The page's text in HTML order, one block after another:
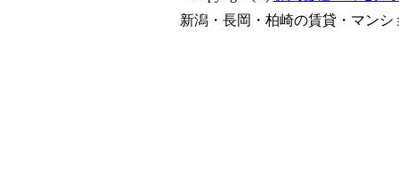
新潟・長岡・柏崎の賃貸・マン